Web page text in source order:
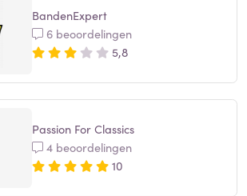
BandenExpert
6 beoordelingen
5,8
Passion For Classics
4 beoordelingen
10